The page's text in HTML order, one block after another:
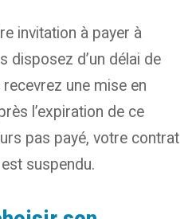
invitation à payer à
disposez d’un délai de
une mise en
l’expiration de ce
pas payé, votre contrat
suspendu.